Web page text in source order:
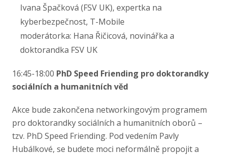
Ivana Špačková (FSV UK), expertka na
kyberbezpečnost, T-Mobile
moderátorka: Hana Řičicová, novinářka a
doktorandka FSV UK
16:45-18:00 PhD Speed Friending pro doktorandky
sociálních a humanitních věd
Akce bude zakončena networkingovým programem
pro doktorandky sociálních a humanitních oborů –⁠⁠⁠⁠⁠⁠
tzv. PhD Speed Friending. Pod vedením Pavly
Hubálkové, se budete moci neformálně propojit a